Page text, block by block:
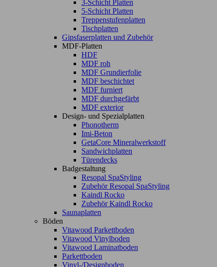
3-Schicht Platten
5-Schicht Platten
Treppenstufenplatten
Tischplatten
Gipsfaserplatten und Zubehör
MDF-Platten
HDF
MDF roh
MDF Grundierfolie
MDF beschichtet
MDF furniert
MDF durchgefärbt
MDF exterior
Design- und Spezialplatten
Phonotherm
Imi-Beton
GetaCore Mineralwerkstoff
Sandwichplatten
Türendecks
Badgestaltung
Resopal SpaStyling
Zubehör Resopal SpaStyling
Kaindl Rocko
Zubehör Kaindl Rocko
Saunaplatten
Böden
Vitawood Parkettboden
Vitawood Vinylboden
Vitawood Laminatboden
Parkettboden
Vinyl-/Designboden